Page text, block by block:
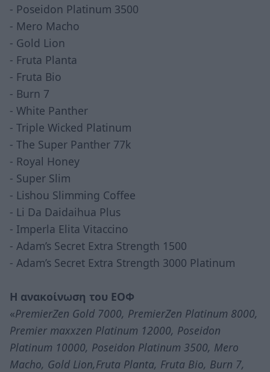
- Poseidon Platinum 3500
- Mero Macho
- Gold Lion
- Fruta Planta
- Fruta Bio
- Burn 7
- White Panther
- Triple Wicked Platinum
- The Super Panther 77k
- Royal Honey
- Super Slim
- Lishou Slimming Coffee
- Li Da Daidaihua Plus
- Imperla Elita Vitaccino
- Adam’s Secret Extra Strength 1500
- Adam’s Secret Extra Strength 3000 Platinum
Η ανακοίνωση του ΕΟΦ
«PremierZen Gold 7000, PremierZen Platinum 8000,
Premier maxxzen Platinum 12000, Poseidon
Platinum 10000, Poseidon Platinum 3500, Mero
Macho, Gold Lion,Fruta Planta, Fruta Bio, Burn 7,